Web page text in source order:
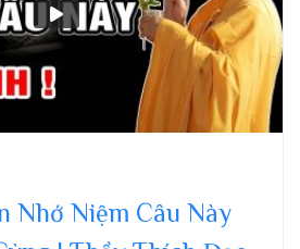
Nhớ Niệm Câu Này